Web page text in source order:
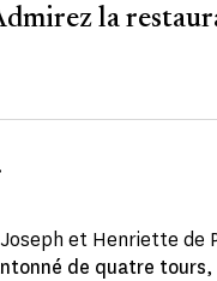
la
et Henriette de
de quatre tours,